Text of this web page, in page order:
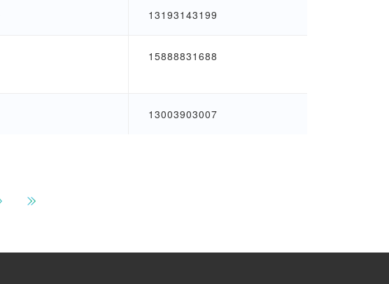
13193143199
15888831688
13003903007